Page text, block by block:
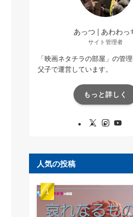
あっつ | あわわっ
サイト管理者
「映画ネタチラの部屋」の管理
父子で運営しています。
もっと詳しく
人気の投稿